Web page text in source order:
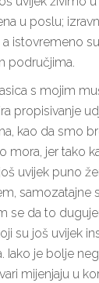
u poslu;
a istovremeno
područjima.
s mojim
propisivanje
kao da smo
jer tako
uvijek puno
samozatajne
se da to
su još uvijek
Iako je bolje
mijenjaju u